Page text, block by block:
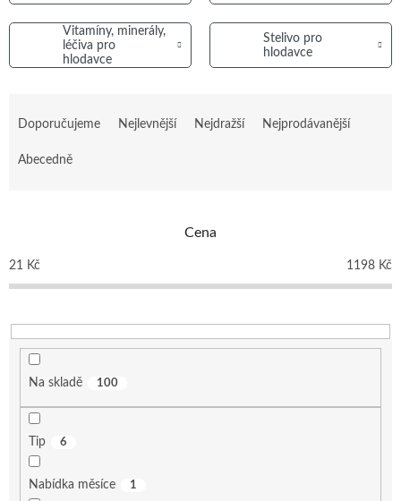
Vitamíny, minerály,
léčiva pro
hlodavce
Stelivo pro
hlodavce
o
d
k
t
Doporučujeme Nejlevnější Nejdražší Nejprodávanější
Abecedně
Cena
21 Kč 1198 Kč
Na skladě 100
Tip 6
Nabídka měsíce 1